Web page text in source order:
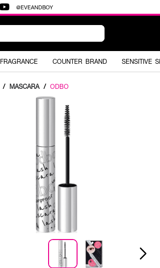
@EVEANDBOY
FRAGRANCE COUNTER BRAND SENSITIVE
/ MASCARA / ODBO